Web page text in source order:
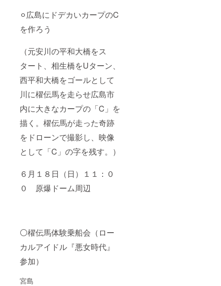
⚪︎広島にドデカいカープのC
を作ろう
（元安川の平和大橋をス
タート、相生橋をUターン、
西平和大橋をゴールとして
川に櫂伝馬を走らせ広島市
内に大きなカープの「C」を
描く。櫂伝馬が走った奇跡
をドローンで撮影し、映像
として「C」の字を残す。）
６月１８日（日）１１：０
０ 原爆ドーム周辺
⚪櫂伝馬体験乗船会（ロー
カルアイドル『悪女時代』
参加）︎
宮島